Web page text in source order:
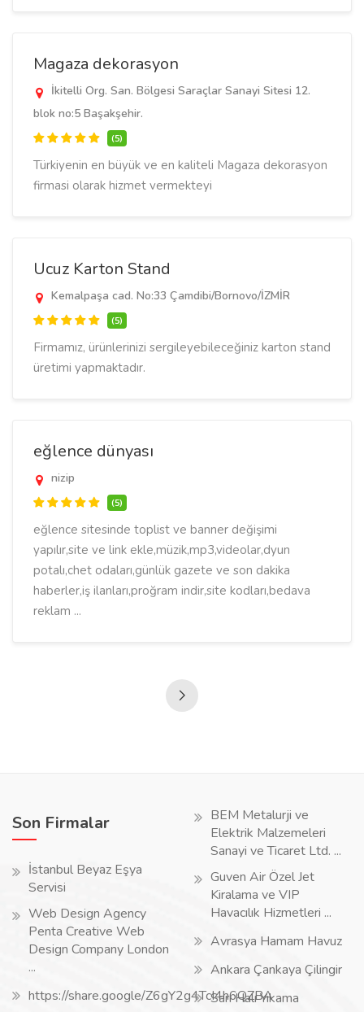
Magaza dekorasyon
İkitelli Org. San. Bölgesi Saraçlar Sanayi Sitesi 12.
blok no:5 Başakşehir.
(5)
Türkiyenin en büyük ve en kaliteli Magaza dekorasyon
firmasi olarak hizmet vermekteyi
Ucuz Karton Stand
Kemalpaşa cad. No:33 Çamdibi/Bornovo/İZMİR
(5)
Firmamız, ürünlerinizi sergileyebileceğiniz karton stand
üretimi yapmaktadır.
eğlence dünyası
nizip
(5)
eğlence sitesinde toplist ve banner değişimi
yapılır,site ve link ekle,müzik,mp3,videolar,dyun
potalı,chet odaları,günlük gazete ve son dakika
haberler,iş ilanları,proğram indir,site kodları,bedava
reklam ...
Son Firmalar
İstanbul Beyaz Eşya
Servisi
Web Design Agency
Penta Creative Web
Design Company London
...
https://share.google/Z6gY2g4TcI4h6QZBA
BEM Metalurji ve
Elektrik Malzemeleri
Sanayi ve Ticaret Ltd. ...
Guven Air Özel Jet
Kiralama ve VIP
Havacılık Hizmetleri ...
Avrasya Hamam Havuz
Ankara Çankaya Çilingir
Sarı Halı Yıkama